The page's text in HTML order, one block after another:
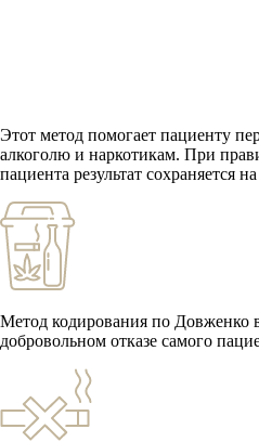
Этот метод помогает пациенту
алкоголю и наркотикам. При
пациента результат сохраняется
Метод кодирования по Довженко
добровольном отказе самого